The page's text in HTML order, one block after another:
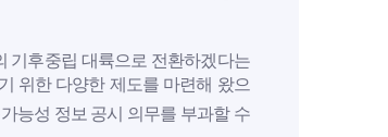
기후중립 대륙으로 전환하겠다는
위한 다양한 제도를 마련해 왔으
능성 정보 공시 의무를 부과할 수